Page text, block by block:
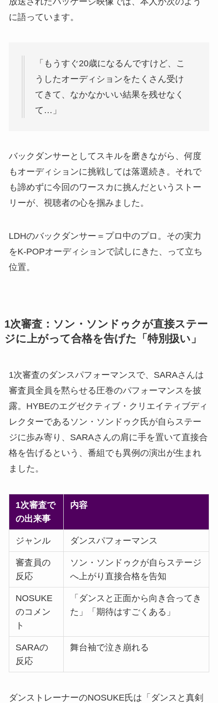
に語っています。
「もうすぐ20歳になるんですけど、こ
うしたオーディションをたくさん受け
てきて、なかなかいい結果を残せなく
て…」
バックダンサーとしてスキルを磨きながら、何度
もオーディションに挑戦しては落選続き。それで
も諦めずに今回のワースカに挑んだというストー
リーが、視聴者の心を掴みました。
LDHのバックダンサー＝プロ中のプロ。その実力
をK-POPオーディションで試しにきた、って立ち
位置。
1次審査：ソン・ソンドゥクが直接ステー
ジに上がって合格を告げた「特別扱い」
1次審査のダンスパフォーマンスで、SARAさんは
審査員全員を黙らせる圧巻のパフォーマンスを披
露。HYBEのエグゼクティブ・クリエイティブディ
レクターであるソン・ソンドゥク氏が自らステー
ジに歩み寄り、SARAさんの肩に手を置いて直接合
格を告げるという、番組でも異例の演出が生まれ
ました。
1次審査で
の出来事
内容
ジャンル ダンスパフォーマンス
審査員の
反応
ソン・ソンドゥクが自らステージ
へ上がり直接合格を告知
NOSUKE
のコメン
ト
「ダンスと正面から向き合ってき
た」「期待はすごくある」
SARAの
反応
舞台袖で泣き崩れる
ダンストレーナーのNOSUKE氏は「ダンスと真剣